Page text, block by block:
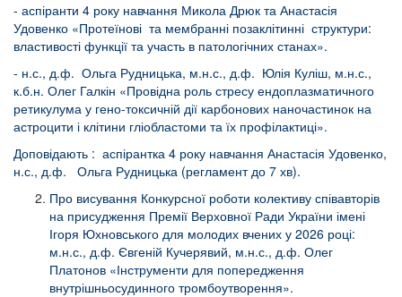
- аспіранти 4 року навчання Микола Дрюк та Анастасія
Удовенко «Протеїнові та мембранні позаклітинні структури:
властивості функції та участь в патологічних станах».
- н.с., д.ф. Ольга Рудницька, м.н.с., д.ф. Юлія Куліш, м.н.с.,
к.б.н. Олег Галкін «Провідна роль стресу ендоплазматичного
ретикулума у гено-токсичній дії карбонових наночастинок на
астроцити і клітини гліобластоми та їх профілактиці».
Доповідають : аспірантка 4 року навчання Анастасія Удовенко,
н.с., д.ф. Ольга Рудницька (регламент до 7 хв).
Про висування Конкурсної роботи колективу співавторів
на присудження Премії Верховної Ради України імені
Ігоря Юхновського для молодих вчених у 2026 році:
м.н.с., д.ф. Євгеній Кучерявий, м.н.с., д.ф. Олег
Платонов «Інструменти для попередження
внутрішньосудинного тромбоутворення».